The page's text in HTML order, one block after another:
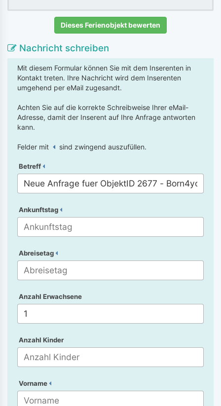
Dieses Ferienobjekt bewerten
Nachricht schreiben
Mit diesem Formular können Sie mit dem Inserenten in
Kontakt treten. Ihre Nachricht wird dem Inserenten
umgehend per eMail zugesandt.
Achten Sie auf die korrekte Schreibweise Ihrer eMail-
Adresse, damit der Inserent auf Ihre Anfrage antworten
kann.
Felder mit sind zwingend auszufüllen.
Betreff
Ankunftstag
Abreisetag
Anzahl Erwachsene
Anzahl Kinder
Vorname